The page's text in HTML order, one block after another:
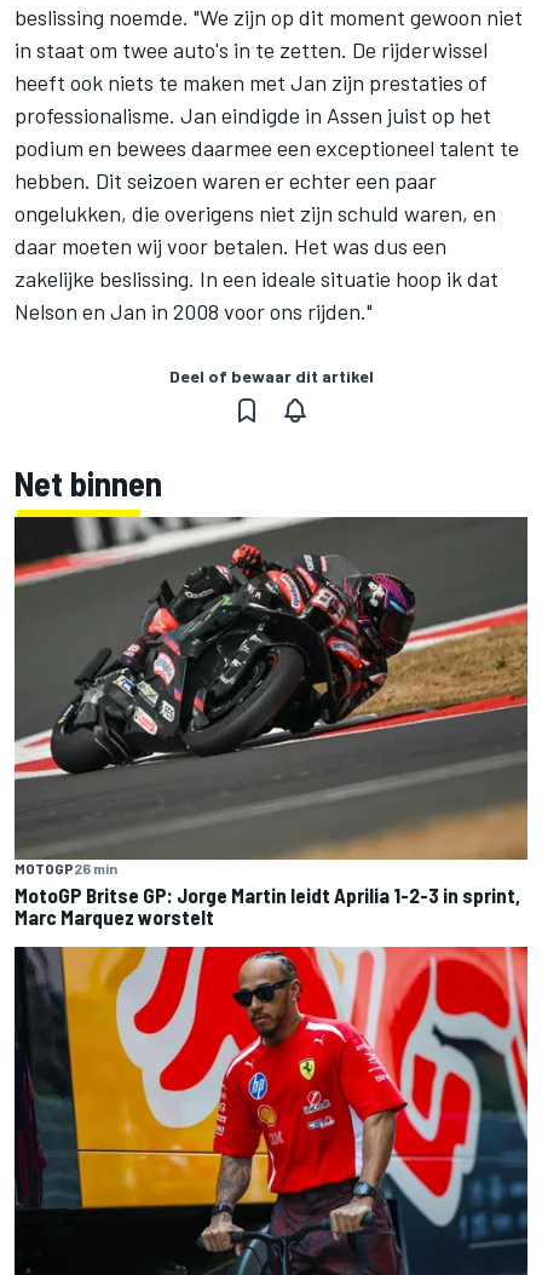
beslissing noemde. "We zijn op dit moment gewoon niet
in staat om twee auto's in te zetten. De rijderwissel
heeft ook niets te maken met Jan zijn prestaties of
professionalisme. Jan eindigde in Assen juist op het
podium en bewees daarmee een exceptioneel talent te
hebben. Dit seizoen waren er echter een paar
ongelukken, die overigens niet zijn schuld waren, en
daar moeten wij voor betalen. Het was dus een
zakelijke beslissing. In een ideale situatie hoop ik dat
Nelson en Jan in 2008 voor ons rijden."
Deel of bewaar dit artikel
Net binnen
MOTOGP26 min
MotoGP Britse GP: Jorge Martin leidt Aprilia 1-2-3 in sprint,
Marc Marquez worstelt